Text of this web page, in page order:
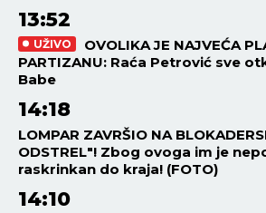
13:52
UŽIVO
OVOLIKA JE NAJVEĆA
PARTIZANU: Raća Petrović sve
Babe
14:18
LOMPAR ZAVRŠIO NA
ODSTREL"! Zbog ovoga im je
raskrinkan do kraja! (FOTO)
14:10